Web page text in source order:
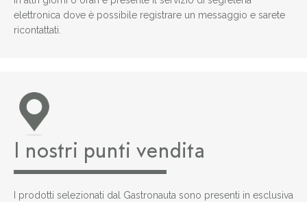
elettronica dove è possibile registrare un messaggio e sarete
ricontattati.
I nostri punti vendita
I prodotti selezionati dal Gastronauta sono presenti in esclusiva